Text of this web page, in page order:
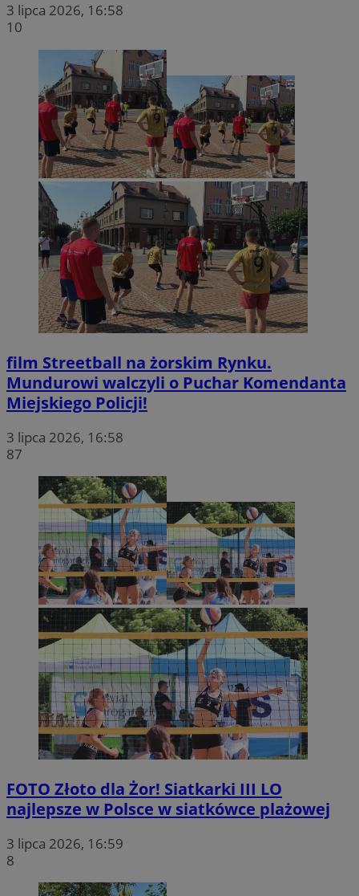
3 lipca 2026, 16:58
10
film Streetball na żorskim Rynku.
Mundurowi walczyli o Puchar Komendanta
Miejskiego Policji!
3 lipca 2026, 16:58
87
FOTO Złoto dla Żor! Siatkarki III LO
najlepsze w Polsce w siatkówce plażowej
3 lipca 2026, 16:59
8